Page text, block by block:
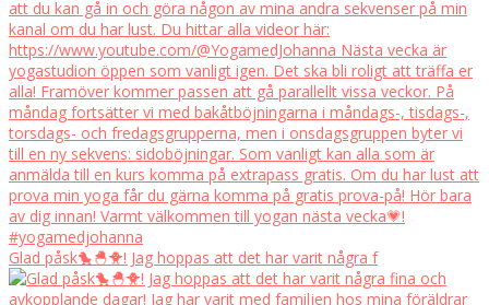
Glad påsk🐤🐣🐥! Jag hoppas att det har varit några f